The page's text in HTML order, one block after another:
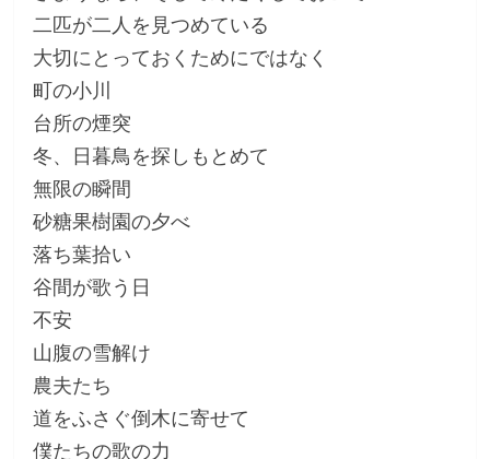
二匹が二人を見つめている
大切にとっておくためにではなく
町の小川
台所の煙突
冬、日暮鳥を探しもとめて
無限の瞬間
砂糖果樹園の夕べ
落ち葉拾い
谷間が歌う日
不安
山腹の雪解け
農夫たち
道をふさぐ倒木に寄せて
僕たちの歌の力